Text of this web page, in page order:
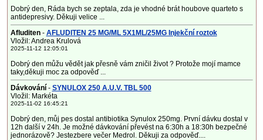
Dobrý den, Ráda bych se zeptala, zda je vhodné brát houbove quarteto s
antidepresivy. Děkuji velice ...
Afluditen- AFLUDITEN 25 MG/ML 5X1ML/25MG Injekční roztok
Vložil: Andrea Krulová
2025-11-12 12:05:01
Dobrý den můžu vědět jak přesně vám zničil život ? Protože mojí mamce
taky,děkuji moc za odpověď ...
Dávkování - SYNULOX 250 A.U.V. TBL 500
Vložil: Markéta
2025-11-02 16:45:21
Dobrý den, můj pes dostal antibiotika Synulox 250mg. První dávku dostal v
12h další v 24h. Je možné dávkování převést na 6:30h a 18:30h bezpečné
jednorázově? Jestezbere večer Medrol. Děkuji za odpověď....